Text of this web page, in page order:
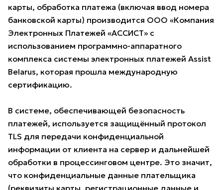
карты, обработка платежа (включая ввод номера
банковской карты) производится ООО «Компания
Электронных Платежей «АССИСТ» с
использованием программно-аппаратного
комплекса системы электронных платежей Assist
Belarus, которая прошла международную
сертификацию.
В системе, обеспечивающей безопасность
платежей, используется защищённый протокол
TLS для передачи конфиденциальной
информации от клиента на сервер и дальнейшей
обработки в процессинговом центре. Это значит,
что конфиденциальные данные плательщика